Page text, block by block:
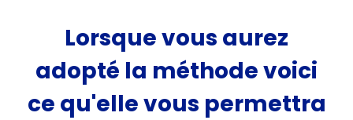
Lorsque vous aurez
adopté la méthode voici
ce qu'elle vous permettra